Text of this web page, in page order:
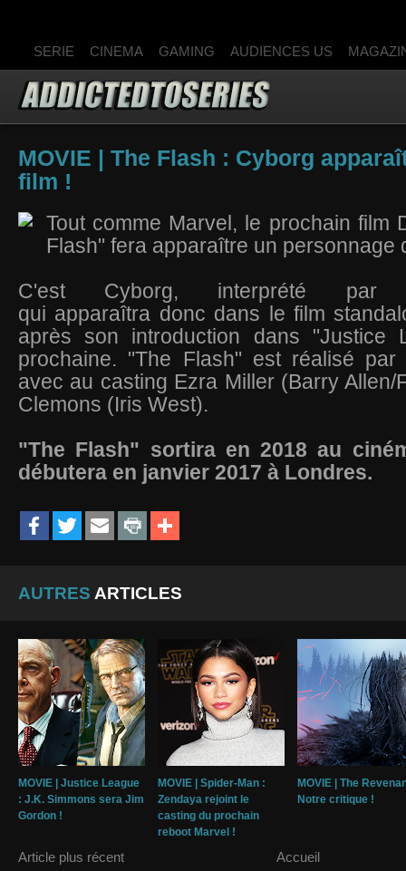
SERIE CINEMA GAMING AUDIENCES US
MOVIE | The Flash : Cyborg
film !
Tout comme Marvel, le prochain film
Flash" fera apparaître un
C'est Cyborg, interprété par
qui apparaîtra donc dans le film
après son introduction dans "Justice
prochaine. "The Flash" est réalisé par
avec au casting Ezra Miller (Barry Allen/
Clemons (Iris West).
"The Flash" sortira en 2018 au
débutera en janvier 2017 à Londres.
AUTRES ARTICLES
MOVIE | Justice League
: J.K. Simmons sera Jim
Gordon !
MOVIE | Spider-Man :
Zendaya rejoint le
casting du prochain
reboot Marvel !
MOVIE | The
Notre critique !
Article plus récent Accueil